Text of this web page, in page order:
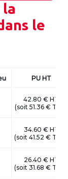
le
PU HT
42.80 € HT
(soit 51.36 € TTC
34.60 €HT
(soit 41.52 € TTC
26.40 €HT
(soit 31.68 € TTC